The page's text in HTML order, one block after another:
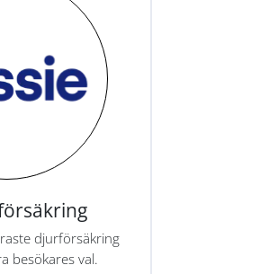
djurförsäkring
besökares val.